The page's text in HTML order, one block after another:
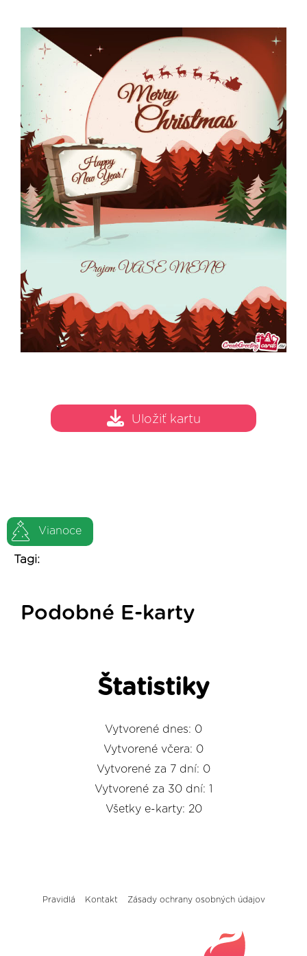
Vianoce
Tagi:
Uložiť kartu
Podobné E-karty
Štatistiky
Vytvorené dnes: 0
Vytvorené včera: 0
Vytvorené za 7 dní: 0
Vytvorené za 30 dní: 1
Všetky e-karty: 20
Pravidlá Kontakt Zásady ochrany osobných údajov